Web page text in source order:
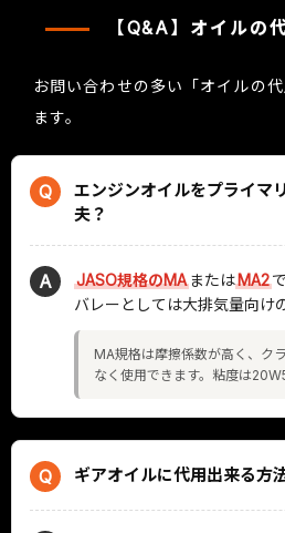
【Q&A】オイルの
お問い合わせの多い「オイルの
ます。
Q
エンジンオイルをプライマ
夫？
A JASO規格のMA またはMA2
バレーとしては大排気量向け
MA規格は摩擦係数が高く、ク
なく使用できます。粘度は
Q ギアオイルに代用出来る方